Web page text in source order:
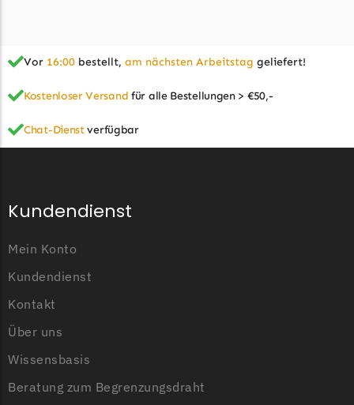
Vor 16:00 bestellt, am nächsten Arbeitstag geliefert!
Kostenloser Versand für alle Bestellungen > €50,-
Chat-Dienstverfügbar
Kundendienst
Mein Konto
Kundendienst
Kontakt
Über uns
Wissensbasis
Beratung zum Begrenzungsdraht